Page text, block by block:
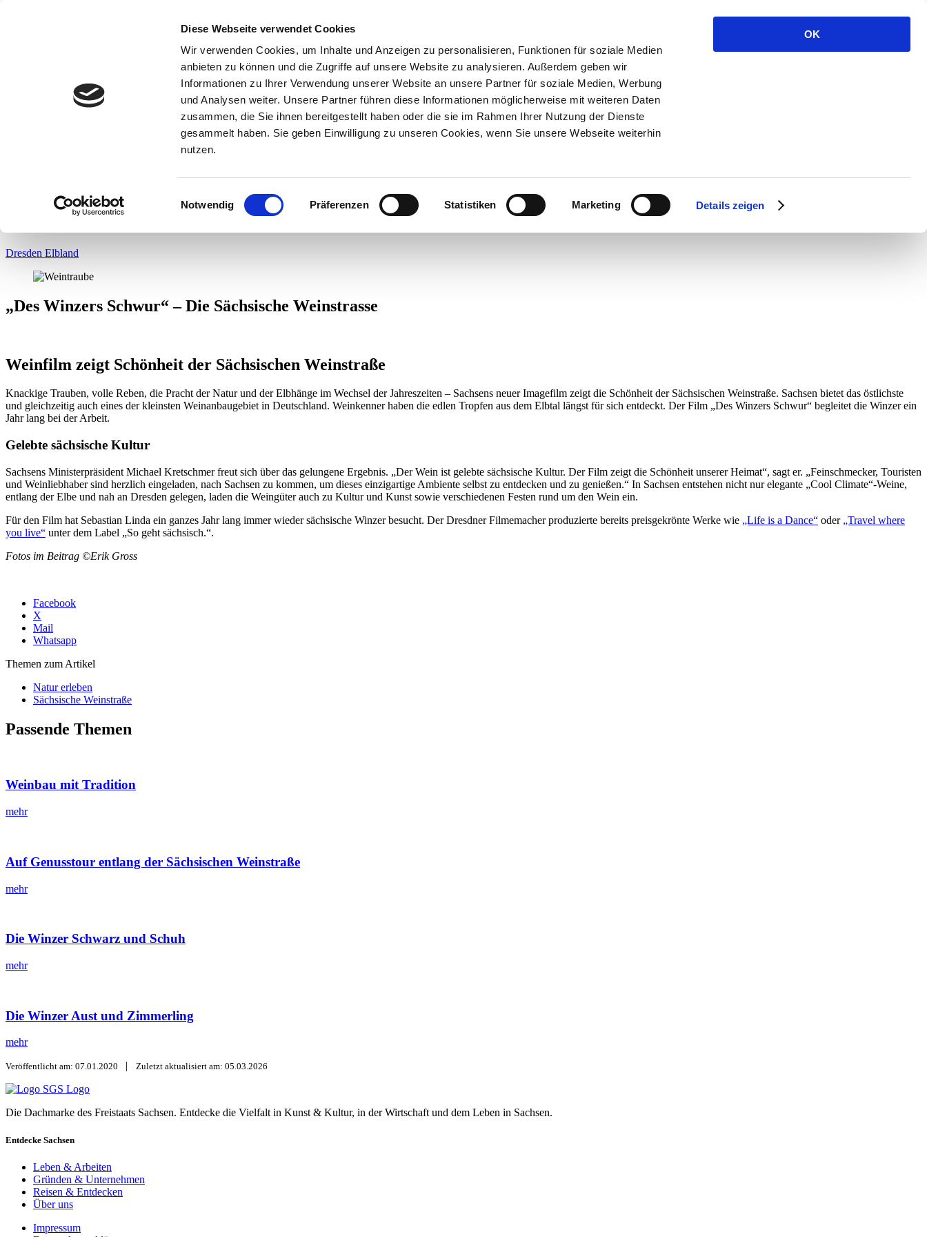
Diese Webseite verwendet Cookies
Wir verwenden Cookies, um Inhalte und Anzeigen zu personalisieren, Funktionen für soziale Medien
anbieten zu können und die Zugriffe auf unsere Website zu analysieren. Außerdem geben wir
Informationen zu Ihrer Verwendung unserer Website an unsere Partner für soziale Medien, Werbung
und Analysen weiter. Unsere Partner führen diese Informationen möglicherweise mit weiteren Daten
zusammen, die Sie ihnen bereitgestellt haben oder die sie im Rahmen Ihrer Nutzung der Dienste
gesammelt haben. Sie geben Einwilligung zu unseren Cookies, wenn Sie unsere Webseite weiterhin
nutzen.
Einwilligungsauswahl
Notwendig Präferenzen Statistiken Marketing Details zeigen
OK
Eine TRACHT Heimat.
Sächsische Weinstraße
Dresden Elbland
„Des Winzers Schwur“ – Die Sächsische Weinstrasse
Weinfilm zeigt Schönheit der Sächsischen Weinstraße
Knackige Trauben, volle Reben, die Pracht der Natur und der Elbhänge im Wechsel der Jahreszeiten – Sachsens neuer Imagefilm zeigt die Schönheit der Sächsischen Weinstraße. Sachsen bietet das östlichste
und gleichzeitig auch eines der kleinsten Weinanbaugebiet in Deutschland. Weinkenner haben die edlen Tropfen aus dem Elbtal längst für sich entdeckt. Der Film „Des Winzers Schwur“ begleitet die Winzer ein
Jahr lang bei der Arbeit.
Gelebte sächsische Kultur
Sachsens Ministerpräsident Michael Kretschmer freut sich über das gelungene Ergebnis. „Der Wein ist gelebte sächsische Kultur. Der Film zeigt die Schönheit unserer Heimat“, sagt er. „Feinschmecker, Touristen
und Weinliebhaber sind herzlich eingeladen, nach Sachsen zu kommen, um dieses einzigartige Ambiente selbst zu entdecken und zu genießen.“ In Sachsen entstehen nicht nur elegante „Cool Climate“-Weine,
entlang der Elbe und nah an Dresden gelegen, laden die Weingüter auch zu Kultur und Kunst sowie verschiedenen Festen rund um den Wein ein.
Für den Film hat Sebastian Linda ein ganzes Jahr lang immer wieder sächsische Winzer besucht. Der Dresdner Filmemacher produzierte bereits preisgekrönte Werke wie „Life is a Dance“ oder „Travel where
you live“ unter dem Label „So geht sächsisch.“.
Fotos im Beitrag ©Erik Gross
Facebook
X
Mail
Whatsapp
Themen zum Artikel
Natur erleben
Sächsische Weinstraße
Passende Themen
Weinbau mit Tradition
mehr
Auf Genusstour entlang der Sächsischen Weinstraße
mehr
Die Winzer Schwarz und Schuh
mehr
Die Winzer Aust und Zimmerling
mehr
Veröffentlicht am: 07.01.2020 | Zuletzt aktualisiert am: 05.03.2026
SGS Logo
Die Dachmarke des Freistaats Sachsen. Entdecke die Vielfalt in Kunst & Kultur, in der Wirtschaft und dem Leben in Sachsen.
Entdecke Sachsen
Leben & Arbeiten
Gründen & Unternehmen
Reisen & Entdecken
Über uns
Impressum